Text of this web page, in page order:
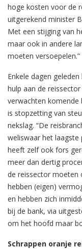
hoge kosten voor de
uitgerekend minister
Met een stijging van
maar ook in andere
moeten versoepelen.”
Enkele dagen
hulp aan de
verwachten komende
is stopzetting van
nekslag. “De
weliswaar het laagste
heeft zelf ook fors
meer dan dertig
de reissector moeten
hebben (eigen)
en hebben zich
bij de bank, via
om het hoofd maar
Schrappen oranje